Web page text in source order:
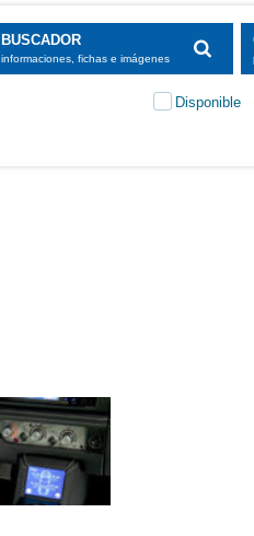
BUSCADOR
informaciones, fichas e imágenes
Disponible